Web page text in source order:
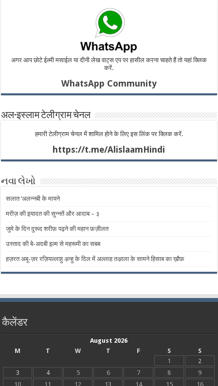
अगर आप छोटे ईल्मी मसाईल या दीनी लेख वाट्स एप पर हासील करना चाहते हैं तो यहां क्लिक
करें.
WhatsApp Community
अल-इस्लाम टेलीग्राम चेनल
हमारी टेलीग्राम चेनल में शामिल होने के लिए इस लिंक पर क्लिक करें.
https://t.me/AlislaamHindi
નવા લેખો
सलात ‘अलन्नबी के मायने
मरीज़ की इयादत की सुन्नतें और आदाब – ​​३
जुमे के दिन दुरूद शरीफ़ पढ़ने की महान फ़ज़ीलत
उस्ताद की बे-अदबी इल्म से महरूमी का सबब
हज़रत अबू-ज़र रज़ियल्लाहु अ़न्हु के दिल में अल्लाह तअ़ाला के सामने हिसाब का ख़ौफ़
कैलेंडर
August 2026
M
T W T F S
S
1
2
3
4 5 6 7 8
9
10
11 12 13 14 15 16